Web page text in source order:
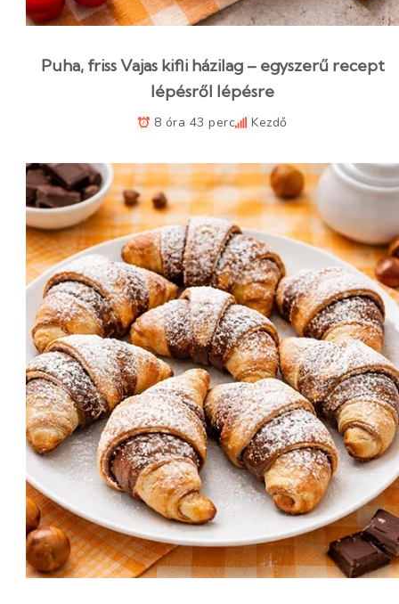
Puha, friss Vajas kifli házilag – egyszerű recept
lépésről lépésre
8 óra 43 perc Kezdő